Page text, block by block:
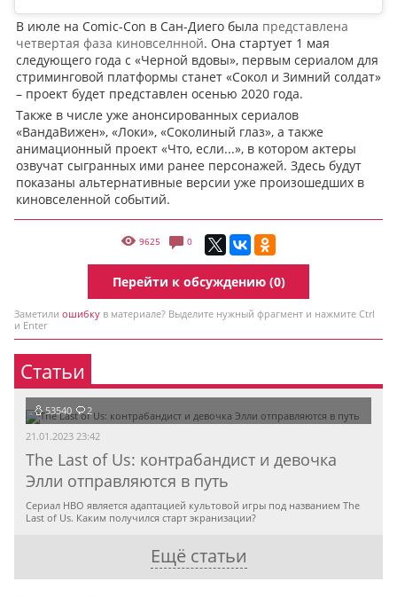
В июле на Comic-Con в Сан-Диего была представлена
четвертая фаза киновселнной. Она стартует 1 мая
следующего года с «Черной вдовы», первым сериалом для
стриминговой платформы станет «Сокол и Зимний солдат»
– проект будет представлен осенью 2020 года.
Также в числе уже анонсированных сериалов
«ВандаВижен», «Локи», «Соколиный глаз», а также
анимационный проект «Что, если...», в котором актеры
озвучат сыгранных ими ранее персонажей. Здесь будут
показаны альтернативные версии уже произошедших в
киновселенной событий.
9625 0
Перейти к обсуждению (0)
Заметили ошибку в материале? Выделите нужный фрагмент и нажмите Ctrl
и Enter
Статьи
53540 2
21.01.2023 23:42
The Last of Us: контрабандист и девочка
Элли отправляются в путь
Сериал HBO является адаптацией культовой игры под названием The
Last of Us. Каким получился старт экранизации?
Ещё статьи